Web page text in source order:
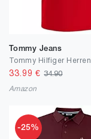
Tommy Jeans
33.99 €34.90
Amazon
-25%